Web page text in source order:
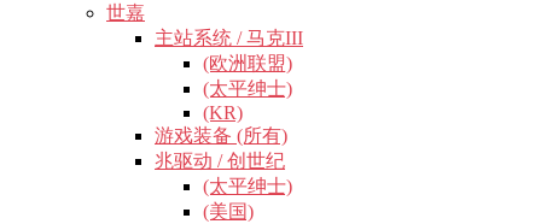
世嘉
主站系统 / 马克III
(欧洲联盟)
(太平绅士)
(KR)
游戏装备 (所有)
兆驱动 / 创世纪
(太平绅士)
(美国)